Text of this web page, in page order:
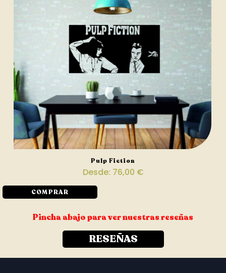
Pulp Fiction
Desde: 76,00 €
COMPRAR
Pincha abajo para ver nuestras reseñas
RESEÑAS